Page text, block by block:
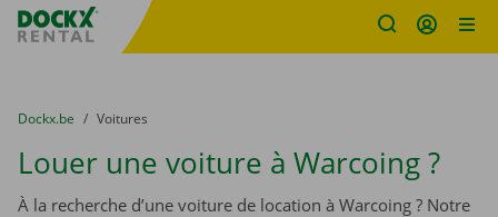
sitename
You are here:
du
Dockx.be to
Voitures
Louer une voiture à Warcoing ?
À la recherche d’une voiture de location à Warcoing ? Notre